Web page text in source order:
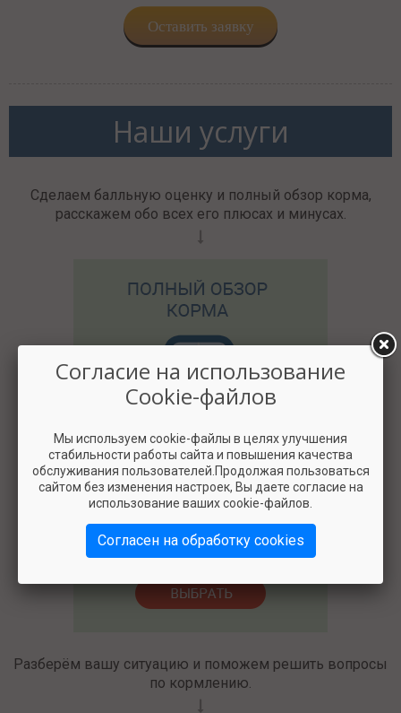
Оставить заявку
Наши услуги
Сделаем балльную оценку и полный обзор корма,
расскажем обо всех его плюсах и минусах.
2500
Разберём вашу ситуацию и поможем решить вопросы
по кормлению.
Согласие на использование
Cookie-файлов
Мы используем cookie-файлы в целях улучшения
стабильности работы сайта и повышения качества
обслуживания пользователей.Продолжая пользоваться
сайтом без изменения настроек, Вы даете согласие на
использование ваших cookie-файлов.
Согласен на обработку cookies